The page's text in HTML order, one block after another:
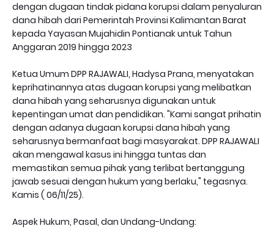
dengan dugaan tindak pidana korupsi dalam penyaluran
dana hibah dari Pemerintah Provinsi Kalimantan Barat
kepada Yayasan Mujahidin Pontianak untuk Tahun
Anggaran 2019 hingga 2023
Ketua Umum DPP RAJAWALI, Hadysa Prana, menyatakan
keprihatinannya atas dugaan korupsi yang melibatkan
dana hibah yang seharusnya digunakan untuk
kepentingan umat dan pendidikan. "Kami sangat prihatin
dengan adanya dugaan korupsi dana hibah yang
seharusnya bermanfaat bagi masyarakat. DPP RAJAWALI
akan mengawal kasus ini hingga tuntas dan
memastikan semua pihak yang terlibat bertanggung
jawab sesuai dengan hukum yang berlaku," tegasnya.
Kamis ( 06/11/25).
Aspek Hukum, Pasal, dan Undang-Undang: